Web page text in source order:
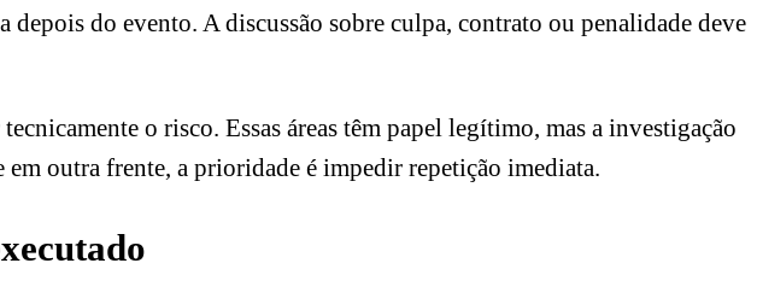
do evento. A discussão sobre culpa, contrato ou penalidade deve
o risco. Essas áreas têm papel legítimo, mas a investigação
outra frente, a prioridade é impedir repetição imediata.